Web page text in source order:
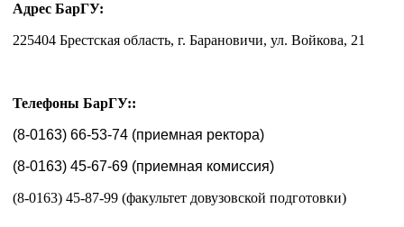
Адрес БарГУ:
225404 Брестская область, г. Барановичи, ул. Войкова, 21
Телефоны БарГУ::
(8-0163) 66-53-74 (приемная ректора)
(8-0163) 45-67-69 (приемная комиссия)
(8-0163) 45-87-99 (факультет довузовской подготовки)